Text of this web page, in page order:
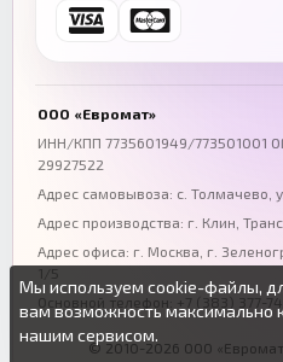
Ростов-на-Дону
+7 (863) 333-50-75
Волгоград
+7 (844) 261-36-12
ООО «Евромат»
ИНН/КПП 7735601949/773501001
29927522
Адрес самовывоза: с. Толмачево,
Адрес производства: г. Клин,
Адрес офиса: г. Москва, г.
1/5
Основной телефон:
+7 (383) 377-
© 2010-2026 ООО
Мы используем cookie-файлы,
вам возможность максимально
нашим сервисом.